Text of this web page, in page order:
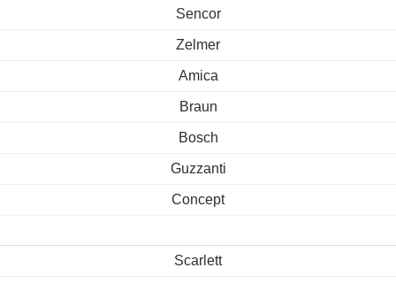
Sencor
Zelmer
Amica
Braun
Bosch
Guzzanti
Concept
Scarlett